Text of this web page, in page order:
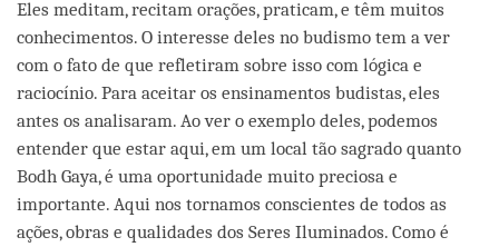
Eles meditam, recitam orações, praticam, e têm muitos
conhecimentos. O interesse deles no budismo tem a ver
com o fato de que refletiram sobre isso com lógica e
raciocínio. Para aceitar os ensinamentos budistas, eles
antes os analisaram. Ao ver o exemplo deles, podemos
entender que estar aqui, em um local tão sagrado quanto
Bodh Gaya, é uma oportunidade muito preciosa e
importante. Aqui nos tornamos conscientes de todos as
ações, obras e qualidades dos Seres Iluminados. Como é